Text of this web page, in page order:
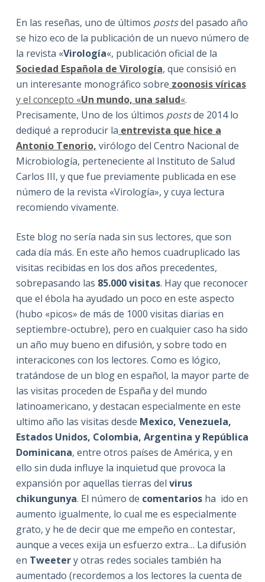
En las reseñas, uno de últimos postsdel pasado año
se hizo eco de la publicación de un nuevo número de
la revista «Virología«, publicación oficial de la
Sociedad Española de Virología, que consisió en
un interesante monográfico sobre zoonosis víricas
y el concepto «Un mundo, una salud«.
Precisamente, Uno de los últimos postsde 2014 lo
dediqué a reproducir la entrevista que hice a
Antonio Tenorio, virólogo del Centro Nacional de
Microbiología, perteneciente al Instituto de Salud
Carlos III, y que fue previamente publicada en ese
número de la revista «Virología», y cuya lectura
recomiendo vivamente.
Este blog no sería nada sin sus lectores, que son
cada día más. En este año hemos cuadruplicado las
visitas recibidas en los dos años precedentes,
sobrepasando las 85.000 visitas. Hay que reconocer
que el ébola ha ayudado un poco en este aspecto
(hubo «picos» de más de 1000 visitas diarias en
septiembre-octubre), pero en cualquier caso ha sido
un año muy bueno en difusión, y sobre todo en
interacicones con los lectores. Como es lógico,
tratándose de un blog en español, la mayor parte de
las visitas proceden de España y del mundo
latinoamericano, y destacan especialmente en este
ultimo año las visitas desde Mexico, Venezuela,
Estados Unidos, Colombia, Argentina y República
Dominicana, entre otros países de América, y en
ello sin duda influye la inquietud que provoca la
expansión por aquellas tierras del virus
chikungunya. El número de comentariosha ido en
aumento igualmente, lo cual me es especialmente
grato, y he de decir que me empeño en contestar,
aunque a veces exija un esfuerzo extra… La difusión
en Tweetery otras redes sociales también ha
aumentado (recordemos a los lectores la cuenta de